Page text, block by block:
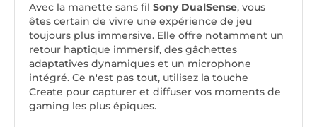
Avec la manette sans fil Sony DualSense, vous
êtes certain de vivre une expérience de jeu
toujours plus immersive. Elle offre notamment un
retour haptique immersif, des gâchettes
adaptatives dynamiques et un microphone
intégré. Ce n'est pas tout, utilisez la touche
Create pour capturer et diffuser vos moments de
gaming les plus épiques.